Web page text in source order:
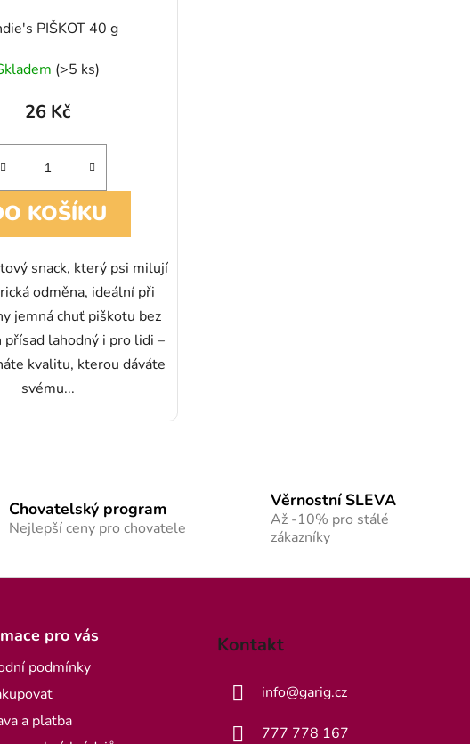
PIŠKOT 40 g
(>5 ks)
26 Kč
KOŠÍKU
snack, který psi milují
odměna, ideální při
jemná chuť piškotu bez
přísad lahodný i pro lidi –
kvalitu, kterou dáváte
svému...
Chovatelský program
Nejlepší ceny pro chovatele
Věrnostní SLEVA
Až -10% pro stálé
zákazníky
pro vás
podmínky
a platba
Kontakt
info@garig.cz
777 778 167